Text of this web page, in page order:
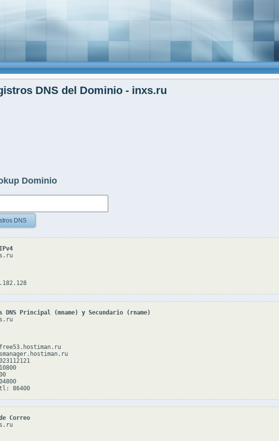
DNS del Dominio - inxs.ru
Dominio
DNS
ip: 81.90.182.128
DNS Principal (mname) y Secundario (rname)
minimum-ttl: 86400
Correo